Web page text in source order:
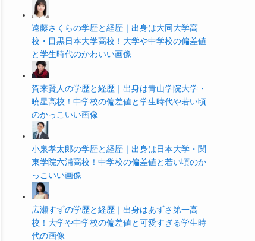
遠藤さくらの学歴と経歴｜出身は大同大学高
校・目黒日本大学高校！大学や中学校の偏差値
と学生時代のかわいい画像
賀来賢人の学歴と経歴｜出身は青山学院大学・
暁星高校！中学校の偏差値と学生時代や若い頃
のかっこいい画像
小泉孝太郎の学歴と経歴｜出身は日本大学・関
東学院六浦高校！中学校の偏差値と若い頃のか
っこいい画像
広瀬すずの学歴と経歴｜出身はあずさ第一高
校！大学や中学校の偏差値と可愛すぎる学生時
代の画像